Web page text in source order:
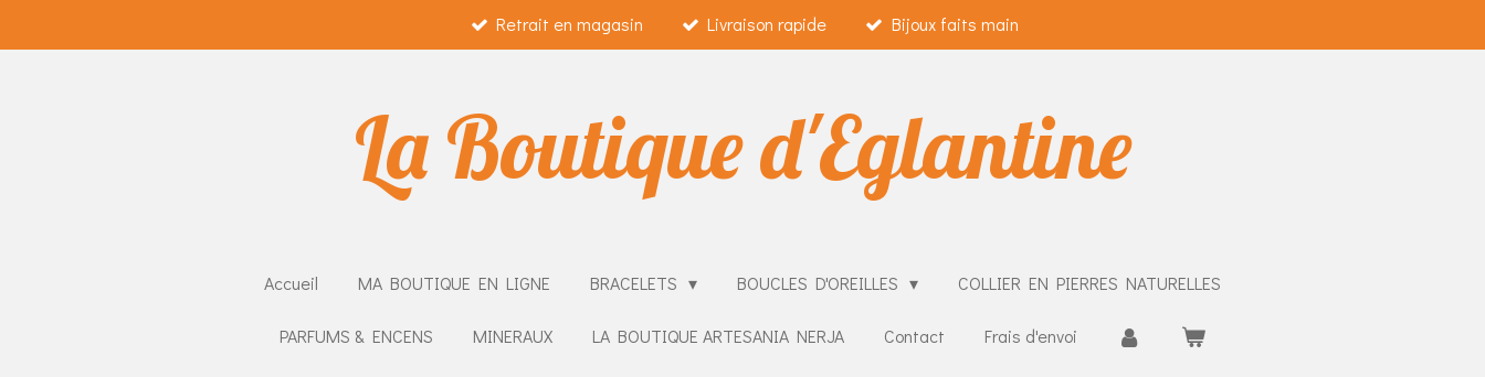
au
Retrait en magasin Livraison rapide Bijoux faits main
La Boutique d'Eglantine
Accueil MA BOUTIQUE EN LIGNE BRACELETS BOUCLES D'OREILLES COLLIER EN PIERRES NATURELLES
PARFUMS & ENCENS MINERAUX LA BOUTIQUE ARTESANIA NERJA Contact Frais d'envoi